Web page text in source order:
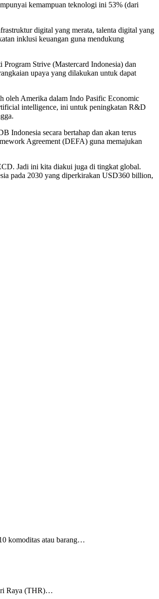
kemampuan teknologi ini 53% (dari
digital yang merata, talenta digital yang
inklusi keuangan guna mendukung
Strive (Mastercard Indonesia) dan
upaya yang dilakukan untuk dapat
oleh Amerika dalam Indo Pasific Economic
intelligence, ini untuk peningkatan R&D
Indonesia secara bertahap dan akan terus
Agreement (DEFA) guna memajukan
Jadi ini kita diakui juga di tingkat global.
pada 2030 yang diperkirakan USD360 billion,
komoditas atau barang…
Raya (THR)…